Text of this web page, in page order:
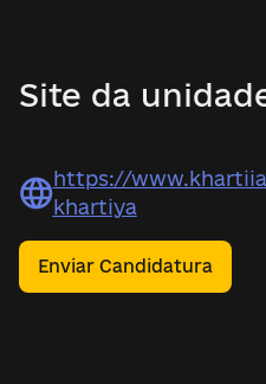
Site da
https://
khartiya
Enviar Candidatura